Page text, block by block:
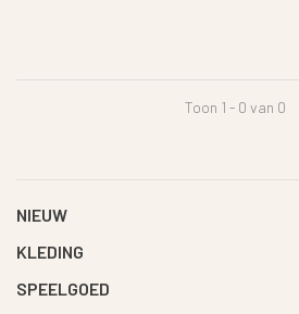
Toon 1 - 0 van 0
NIEUW
KLEDING
SPEELGOED